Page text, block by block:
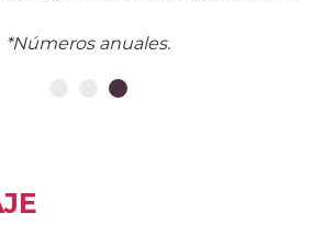
*Números anuales.